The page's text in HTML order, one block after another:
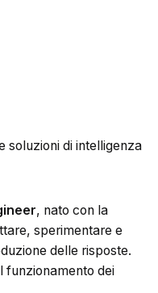
soluzioni di intelligenza
, nato con la
sperimentare e
delle risposte.
funzionamento dei